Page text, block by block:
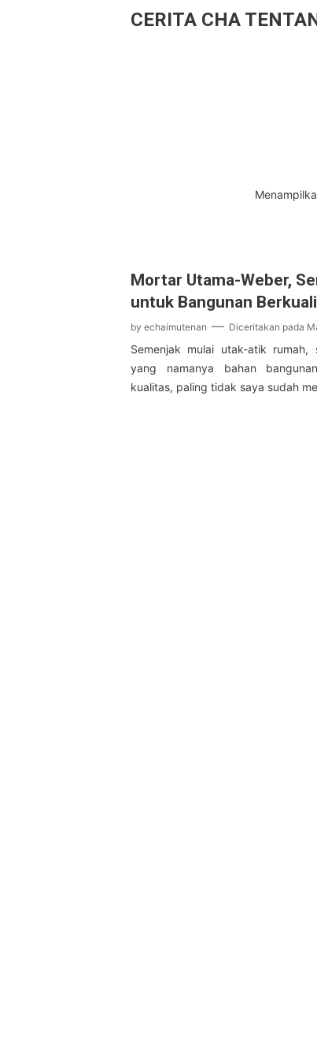
CERITA CHA
Mortar Utama-Weber,
untuk Bangunan
by echaimutenan Diceritakan pada
Semenjak mulai utak-atik
yang namanya bahan
kualitas, paling tidak saya sudah